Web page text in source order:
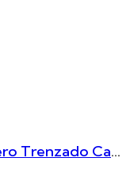
Bolso Capazo De Diseño En Cuero Trenzado Camel MEDIANO